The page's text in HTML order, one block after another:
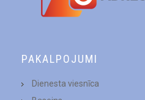
PAKALPOJUMI
Dienesta viesnīca